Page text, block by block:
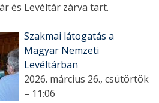
és Levéltár zárva tart.
Szakmai látogatás a
Magyar Nemzeti
Levéltárban
2026. március 26., csütörtök
– 11:06